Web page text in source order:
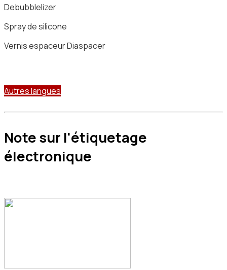
Debubblelizer
Spray de silicone
Vernis espaceur Diaspacer
Autres langues
Note sur l'étiquetage
électronique